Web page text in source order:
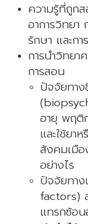
ความรู้ที่ถูก
อาการวิทยา
รักษา และก
การนำวิทย
การสอน
ปัจจัยทา
อายุ พฤติ
และใช้ยา
สังคมเมื
อย่างไร
ปัจจัยทา
factors)
แทรกซ้อน